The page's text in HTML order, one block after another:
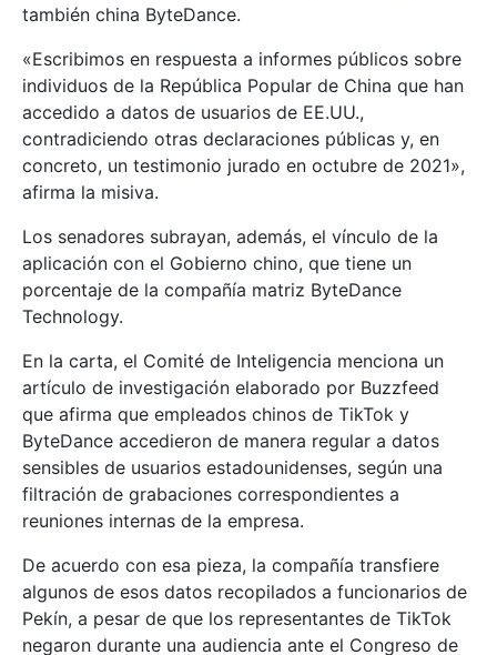
también china ByteDance.
«Escribimos en respuesta a informes públicos sobre
individuos de la República Popular de China que han
accedido a datos de usuarios de EE.UU.,
contradiciendo otras declaraciones públicas y, en
concreto, un testimonio jurado en octubre de 2021»,
afirma la misiva.
Los senadores subrayan, además, el vínculo de la
aplicación con el Gobierno chino, que tiene un
porcentaje de la compañía matriz ByteDance
Technology.
En la carta, el Comité de Inteligencia menciona un
artículo de investigación elaborado por Buzzfeed
que afirma que empleados chinos de TikTok y
ByteDance accedieron de manera regular a datos
sensibles de usuarios estadounidenses, según una
filtración de grabaciones correspondientes a
reuniones internas de la empresa.
De acuerdo con esa pieza, la compañía transfiere
algunos de esos datos recopilados a funcionarios de
Pekín, a pesar de que los representantes de TikTok
negaron durante una audiencia ante el Congreso de